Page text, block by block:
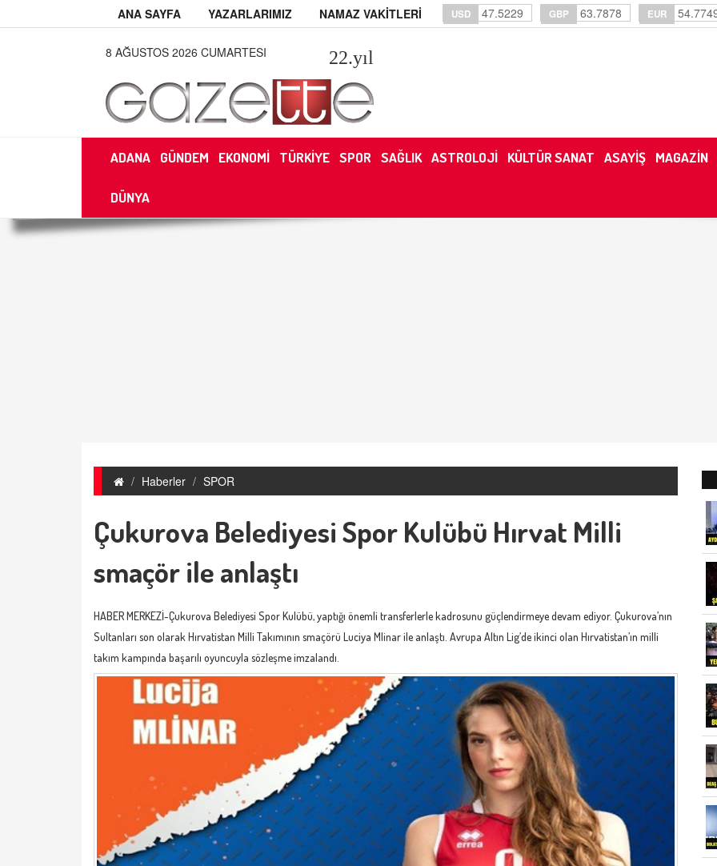
ANA SAYFA YAZARLARIMIZ NAMAZ VAKİTLERİ USD 47.5229 GBP 63.7878 EUR
8 AĞUSTOS 2026 CUMARTESI 22.yıl
ADANA GÜNDEM EKONOMİ TÜRKİYE SPOR SAĞLIK ASTROLOJİ KÜLTÜR SANAT ASAYİŞ MAGAZİN
DÜNYA
Haberler SPOR
Çukurova Belediyesi Spor Kulübü Hırvat Milli
smaçör ile anlaştı
HABER MERKEZİ-Çukurova Belediyesi Spor Kulübü, yaptığı önemli transferlerle kadrosunu güçlendirmeye devam ediyor. Çukurova’nın
Sultanları son olarak Hırvatistan Milli Takımının smaçörü Luciya Mlinar ile anlaştı. Avrupa Altın Lig’de ikinci olan Hırvatistan’ın milli
takım kampında başarılı oyuncuyla sözleşme imzalandı.